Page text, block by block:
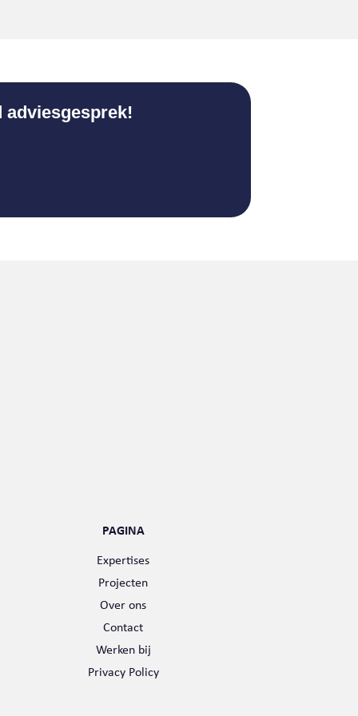
adviesgesprek!
PAGINA
Expertises
Projecten
Over ons
Contact
Werken bij
Privacy Policy